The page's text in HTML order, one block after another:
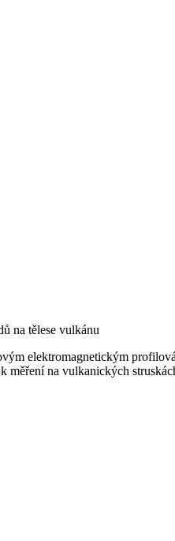
na tělese vulkánu
elektromagnetickým
měření na vulkanických